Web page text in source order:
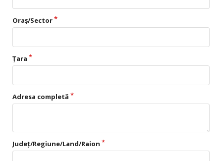
Oraș/Sector
Țara
Adresa completă
Județ/Regiune/Land/Raion